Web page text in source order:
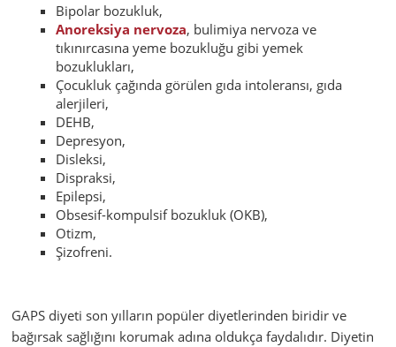
Bipolar bozukluk,
Anoreksiya nervoza, bulimiya nervoza ve
tıkınırcasına yeme bozukluğu gibi yemek
bozuklukları,
Çocukluk çağında görülen gıda intoleransı, gıda
alerjileri,
DEHB,
Depresyon,
Disleksi,
Dispraksi,
Epilepsi,
Obsesif-kompulsif bozukluk (OKB),
Otizm,
Şizofreni.
GAPS diyeti son yılların popüler diyetlerinden biridir ve
bağırsak sağlığını korumak adına oldukça faydalıdır. Diyetin